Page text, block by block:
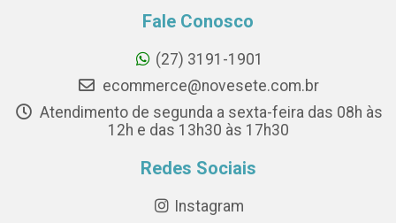
Fale Conosco
(27) 3191-1901
ecommerce@novesete.com.br
Atendimento de segunda a sexta-feira das 08h às
12h e das 13h30 às 17h30
Redes Sociais
Instagram